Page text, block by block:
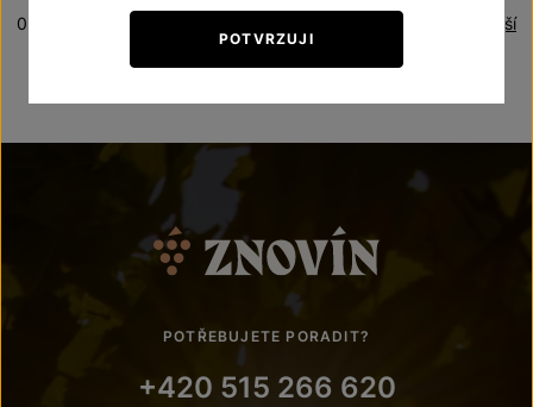
Nejnovější
0 produktů
POTŘEBUJETE PORADIT?
+420 515 266 620
POTVRZUJI